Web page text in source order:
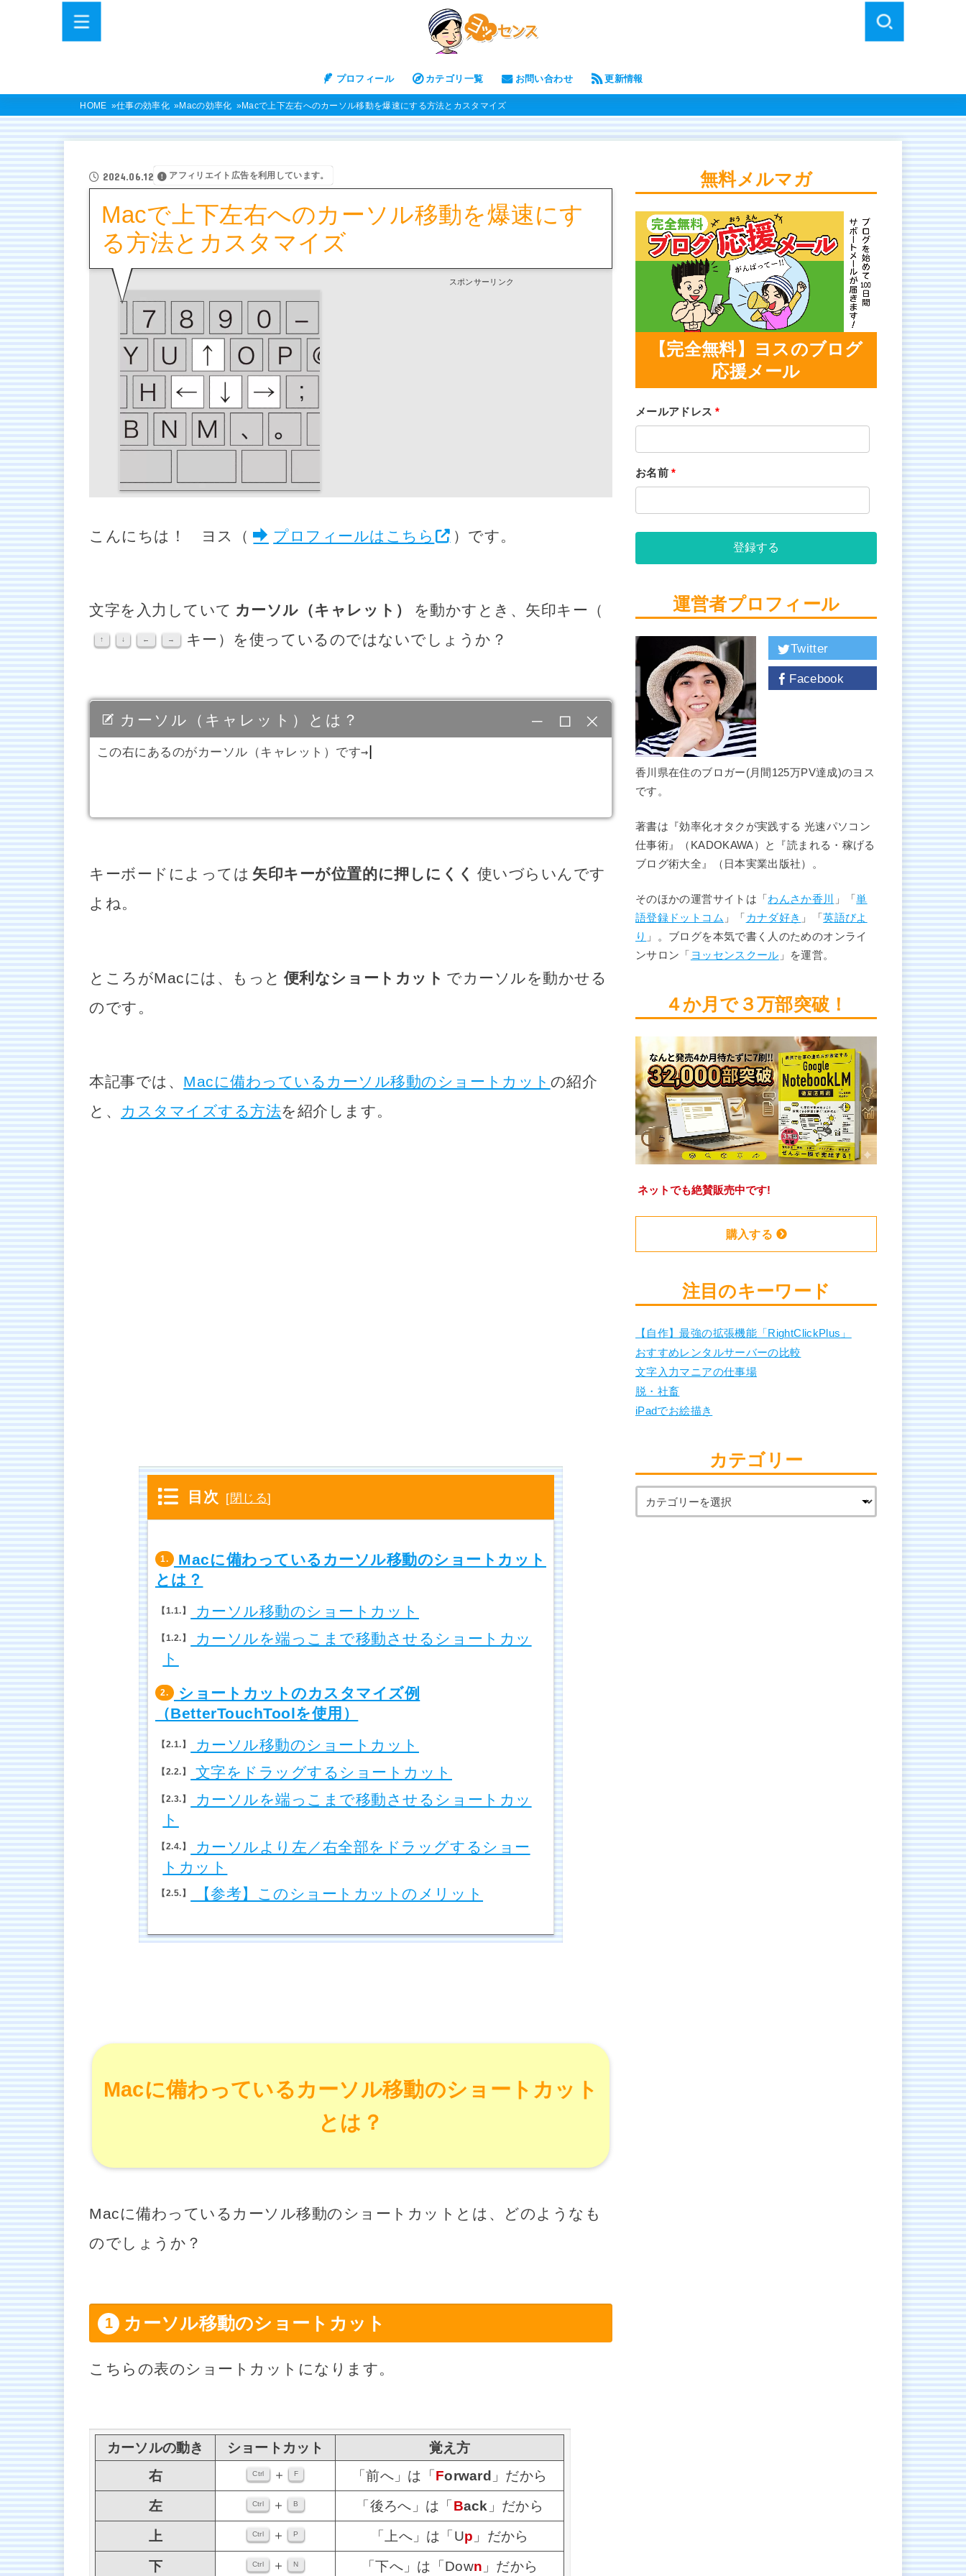
プロフィール カテゴリ一覧 お問い合わせ 更新情報
HOME 仕事の効率化 Macの効率化 Macで上下左右へのカーソル移動を爆速にする方法とカスタマイズ
2024.06.12 アフィリエイト広告を利用しています。
Macで上下左右へのカーソル移動を爆速にす
る方法とカスタマイズ
スポンサーリンク
こんにちは！ ヨス（ プロフィールはこちら ）です。
文字を入力していて カーソル（キャレット） を動かすとき、矢印キー（
↑ ↓ ← → キー）を使っているのではないでしょうか？
カーソル（キャレット）とは？
この右にあるのがカーソル（キャレット）です→
キーボードによっては 矢印キーが位置的に押しにくく 使いづらいんです
よね。
ところがMacには、もっと 便利なショートカット でカーソルを動かせる
のです。
本記事では、 Macに備わっているカーソル移動のショートカット の紹介
と、 カスタマイズする方法を紹介します。
目次 [閉じる]
1. Macに備わっているカーソル移動のショートカット
とは？
1.1. カーソル移動のショートカット
1.2.
カーソルを端っこまで移動させるショートカッ
ト
2. ショートカットのカスタマイズ例
（BetterTouchToolを使用）
2.1. カーソル移動のショートカット
2.2. 文字をドラッグするショートカット
2.3.
カーソルを端っこまで移動させるショートカッ
ト
2.4.
カーソルより左／右全部をドラッグするショー
トカット
2.5. 【参考】このショートカットのメリット
Macに備わっているカーソル移動のショートカット
とは？
Macに備わっているカーソル移動のショートカットとは、どのようなも
のでしょうか？
カーソル移動のショートカット
こちらの表のショートカットになります。
カーソルの動き ショートカット
覚え方
右
Ctrl ＋ F 「前へ」は「 Forward 」だから
左
Ctrl ＋ B 「後ろへ」は「 Back 」だから
上
Ctrl ＋ P 「上へ」は「Up 」だから
下
Ctrl ＋ N 「下へ」は「Down 」だから
無料メルマガ
【完全無料】ヨスのブログ
応援メール
メールアドレス*
お名前*
登録する
運営者プロフィール
Twitter
Facebook
香川県在住のブロガー(月間125万PV達成)のヨス
です。
著書は『効率化オタクが実践する 光速パソコン
仕事術』（KADOKAWA）と『読まれる・稼げる
ブログ術大全』（日本実業出版社）。
そのほかの運営サイトは「わんさか香川 」「単
語登録ドットコム 」「 カナダ好き 」「英語びよ
り 」。ブログを本気で書く人のためのオンライ
ンサロン「 ヨッセンスクール 」を運営。
４か月で３万部突破！
ネットでも絶賛販売中です!
購入する
注目のキーワード
【自作】最強の拡張機能「RightClickPlus」
おすすめレンタルサーバーの比較
文字入力マニアの仕事場
脱・社畜
iPadでお絵描き
カテゴリー